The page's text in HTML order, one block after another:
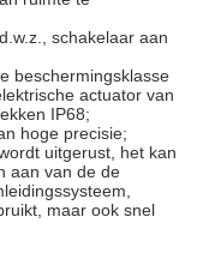
schakelaar aan
beschermingsklasse
actuator van
IP68;
hoge precisie;
uitgerust, het kan
aan van de de
maar ook snel